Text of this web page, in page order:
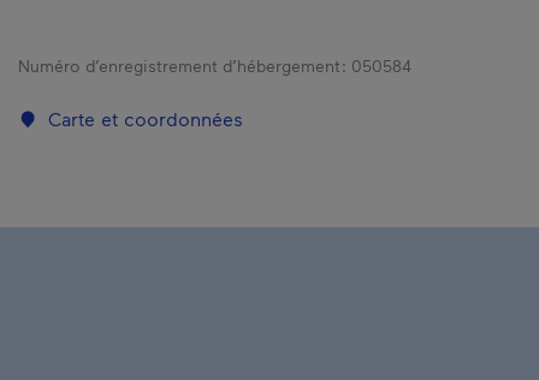
Numéro d’enregistrement d’hébergement : 050584
Carte et coordonnées